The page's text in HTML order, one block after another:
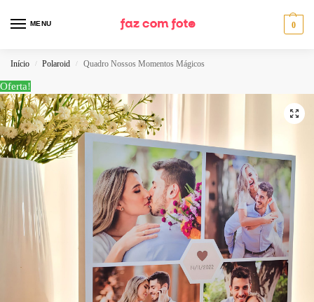
MENU 0
Início / Polaroid / Quadro Nossos Momentos Mágicos
Oferta!